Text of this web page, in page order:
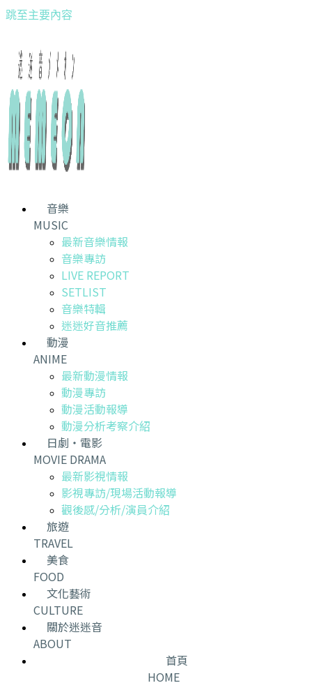
跳至主要內容
音樂
MUSIC
最新音樂情報
音樂專訪
LIVE REPORT
SETLIST
音樂特輯
迷迷好音推薦
動漫
ANIME
最新動漫情報
動漫專訪
動漫活動報導
動漫分析考察介紹
日劇・電影
MOVIE DRAMA
最新影視情報
影視專訪/現場活動報導
觀後感/分析/演員介紹
旅遊
TRAVEL
美食
FOOD
文化藝術
CULTURE
關於迷迷音
ABOUT
首頁
HOME